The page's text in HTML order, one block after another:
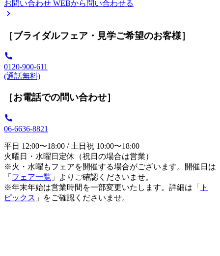
お問い合わせ WEBから問い合わせる
［ブライダルフェア・見学ご希望のお客様］
0120-900-611
(通話無料)
［お電話での問い合わせ］
06-6636-8821
平日 12:00〜18:00 / 土日祝 10:00〜18:00
火曜日・水曜日定休（祝日の場合は営業）
※火・水曜もフェアを開催する場合がございます。開催日は
「 フェア一覧 」よりご確認くださいませ。
※年末年始は営業時間を一部変更いたします。詳細は「
ト
ピックス 」をご確認くださいませ。